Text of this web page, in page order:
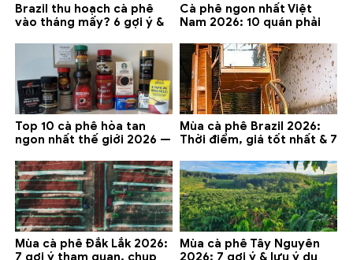
Brazil thu hoạch cà phê
vào tháng mấy? 6 gợi ý &
Cà phê ngon nhất Việt
Nam 2026: 10 quán phải
Lạt
Top 10 cà phê hòa tan
ngon nhất thế giới 2026 —
Mùa cà phê Brazil 2026:
Thời điểm, giá tốt nhất & 7
Mùa cà phê Đắk Lắk 2026:
7 gợi ý tham quan, chụp
Mùa cà phê Tây Nguyên
2026: 7 gợi ý & lưu ý du